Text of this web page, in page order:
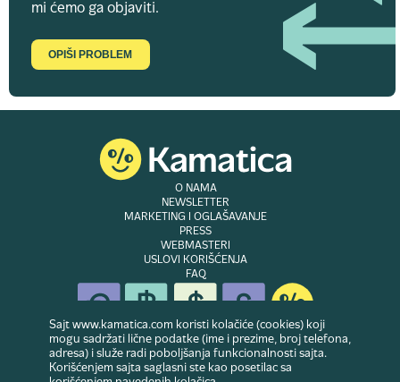
mi ćemo ga objaviti.
OPIŠI PROBLEM
O NAMA
NEWSLETTER
MARKETING I OGLAŠAVANJE
PRESS
WEBMASTERI
USLOVI KORIŠĆENJA
FAQ
© Copyright 2007-2026. Website developed & owned byDubes doo
zadržana
Sajt www.kamatica.com koristi kolačiće (cookies) koji
mogu sadržati lične podatke (ime i prezime, broj telefona,
adresa) i služe radi poboljšanja funkcionalnosti sajta.
Korišćenjem sajta saglasni ste kao posetilac sa